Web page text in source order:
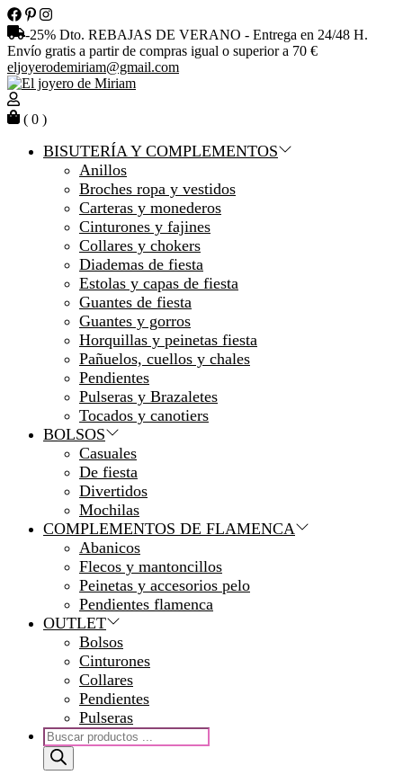
Skip
to
the
content
-25% Dto. REBAJAS DE VERANO - Entrega en 24/48 H.
Envío gratis a partir de compras igual o superior a 70 €
eljoyerodemiriam@gmail.com
El
( 0 )
BISUTERÍA Y COMPLEMENTOS
Anillos
Broches ropa y vestidos
Carteras y monederos
Cinturones y fajines
Collares y chokers
Diademas de fiesta
Estolas y capas de fiesta
Guantes de fiesta
Guantes y gorros
Horquillas y peinetas fiesta
Pañuelos, cuellos y chales
Pendientes
Pulseras y Brazaletes
Tocados y canotiers
BOLSOS
Casuales
De fiesta
Divertidos
Mochilas
COMPLEMENTOS DE FLAMENCA
Abanicos
Flecos y mantoncillos
Peinetas y accesorios pelo
Pendientes flamenca
OUTLET
Bolsos
Cinturones
Collares
Pendientes
Pulseras
Búsqueda
de
productos